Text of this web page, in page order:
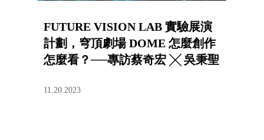
FUTURE VISION LAB 實驗展演
計劃，穹頂劇場 DOME 怎麼創作
怎麼看？──專訪蔡奇宏 ╳ 吳秉聖
11.20.2023